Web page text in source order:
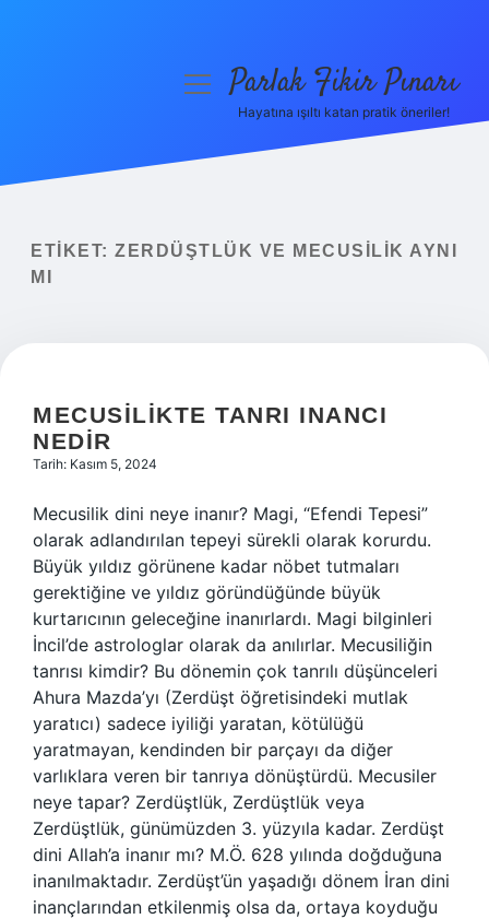
Yasal Uyarı
menüyüParlak Fikir Pınarı
Hayatına ışıltı katan pratik öneriler!
ETIKET: ZERDÜŞTLÜK VE MECUSILIK AYNI
MI
MECUSILIKTE TANRI INANCI
NEDIR
Tarih: Kasım 5, 2024
Mecusilik dini neye inanır? Magi, “Efendi Tepesi”
olarak adlandırılan tepeyi sürekli olarak korurdu.
Büyük yıldız görünene kadar nöbet tutmaları
gerektiğine ve yıldız göründüğünde büyük
kurtarıcının geleceğine inanırlardı. Magi bilginleri
İncil’de astrologlar olarak da anılırlar. Mecusiliğin
tanrısı kimdir? Bu dönemin çok tanrılı düşünceleri
Ahura Mazda’yı (Zerdüşt öğretisindeki mutlak
yaratıcı) sadece iyiliği yaratan, kötülüğü
yaratmayan, kendinden bir parçayı da diğer
varlıklara veren bir tanrıya dönüştürdü. Mecusiler
neye tapar? Zerdüştlük, Zerdüştlük veya
Zerdüştlük, günümüzden 3. yüzyıla kadar. Zerdüşt
dini Allah’a inanır mı? M.Ö. 628 yılında doğduğuna
inanılmaktadır. Zerdüşt’ün yaşadığı dönem İran dini
inançlarından etkilenmiş olsa da, ortaya koyduğu